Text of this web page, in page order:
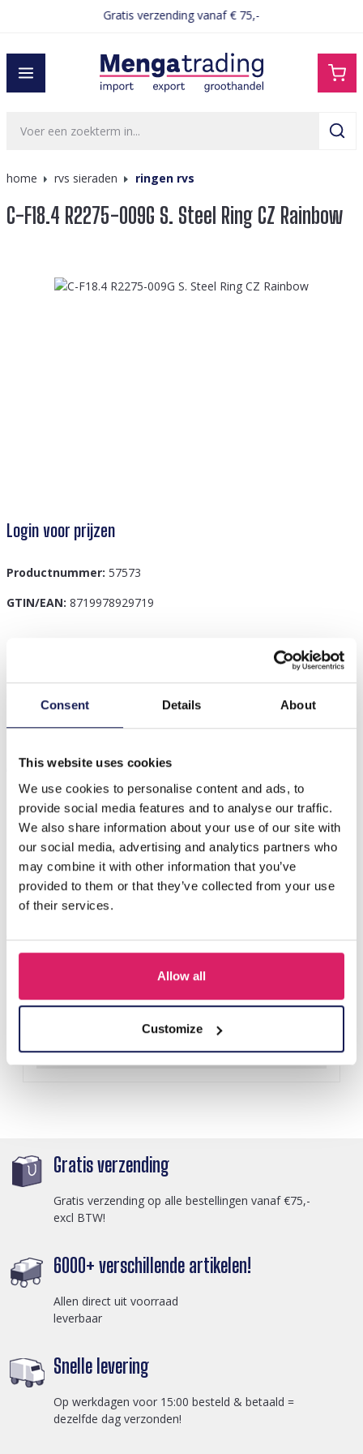
Consent Details About
This website uses cookies
We use cookies to personalise content and ads, to
provide social media features and to analyse our traffic.
We also share information about your use of our site with
our social media, advertising and analytics partners who
may combine it with other information that you’ve
provided to them or that they’ve collected from your use
of their services.
Allow all
Customize
Gratis verzending vanaf € 75,-
home rvs sieraden ringen rvs
C-F18.4 R2275-009G S. Steel Ring CZ Rainbow
Afbeeldingengalerij overslaan
Login voor prijzen
Productnummer: 57573
GTIN/EAN: 8719978929719
C-F18.4 R2275-009G S. Steel Ring CZ Rainbow
Anderen kochten ook
D-E2.3 R221-311-3 S. Steel Ring Adjustable
Details
Gratis verzending
Gratis verzending op alle bestellingen vanaf €75,-
excl BTW!
6000+ verschillende artikelen!
Allen direct uit voorraad
leverbaar
Snelle levering
Op werkdagen voor 15:00 besteld & betaald =
dezelfde dag verzonden!